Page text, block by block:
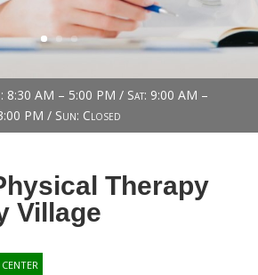
8:30 AM – 5:00 PM / Sat: 9:00 AM –
PM / Sun: Closed
Therapy
Village